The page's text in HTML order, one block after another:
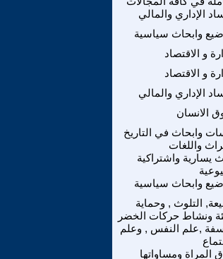
الإداري والمالي
وابحاث سياسية
و الاقتصاد
و الاقتصاد
الإداري والمالي
الانسان
وابحاث في التاريخ
واللغات
يسارية واشتراكية
وابحاث سياسية
التلوث , وحماية
ونشاط حركات الخضر
,علم النفس , وعلم
المراة ومساواتها